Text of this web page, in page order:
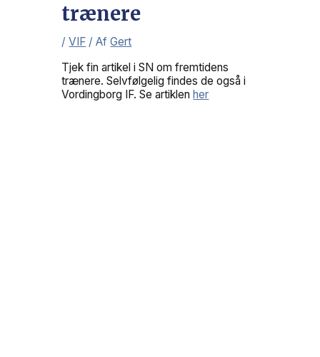
trænere
/VIF / AfGert
Tjek fin artikel i SN om fremtidens
trænere. Selvfølgelig findes de også i
Vordingborg IF. Se artiklen her